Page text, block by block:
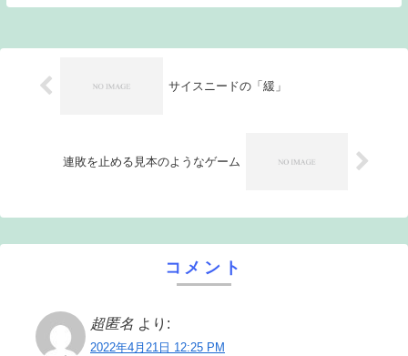
山場を作ることが多く、こういった負け方
サイスニードの「緩」
連敗を止める見本のようなゲーム
コメント
超匿名 より:
2022年4月21日 12:25 PM